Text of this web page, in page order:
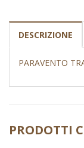
DESCRIZIONE
PARAVENTO
PRODOTTI